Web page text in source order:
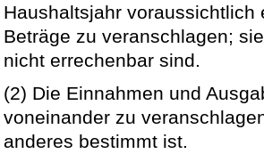
Haushaltsjahr
Beträge zu veranschlagen;
nicht errechenbar sind.
(2) Die Einnahmen und
voneinander zu
anderes bestimmt ist.